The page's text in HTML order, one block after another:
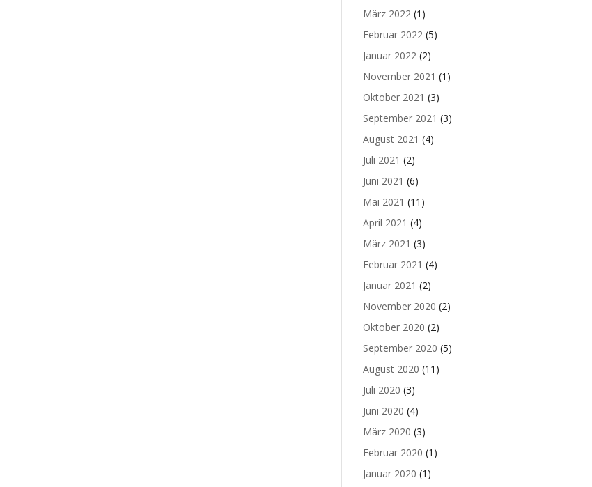
März 2022 (1)
Februar 2022 (5)
Januar 2022 (2)
November 2021 (1)
Oktober 2021 (3)
September 2021 (3)
August 2021 (4)
Juli 2021 (2)
Juni 2021 (6)
Mai 2021 (11)
April 2021 (4)
März 2021 (3)
Februar 2021 (4)
Januar 2021 (2)
November 2020 (2)
Oktober 2020 (2)
September 2020 (5)
August 2020 (11)
Juli 2020 (3)
Juni 2020 (4)
März 2020 (3)
Februar 2020 (1)
Januar 2020 (1)